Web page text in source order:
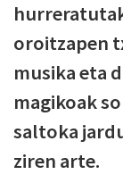
oroitzapen
musika eta
magikoak
saltoka
ziren arte.